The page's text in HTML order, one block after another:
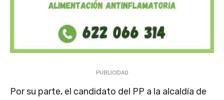
PUBLICIDAD
Por su parte, el candidato del PP a la alcaldía de